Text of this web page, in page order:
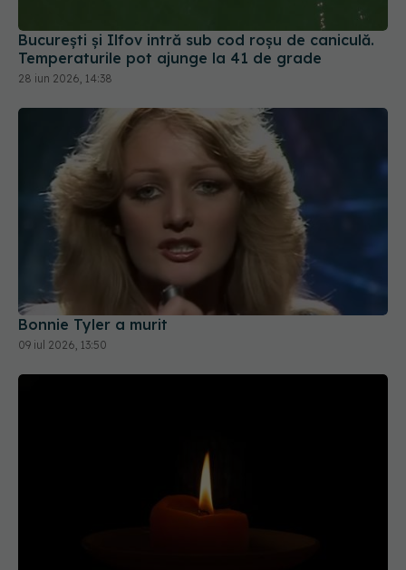
București și Ilfov intră sub cod roșu de caniculă.
Temperaturile pot ajunge la 41 de grade
28 iun 2026, 14:38
Bonnie Tyler a murit
09 iul 2026, 13:50